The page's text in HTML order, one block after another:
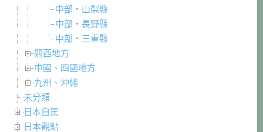
中部・山梨縣
中部・長野縣
中部・三重縣
關西地方
中國、四國地方
九州、沖繩
未分類
日本自駕
日本觀點